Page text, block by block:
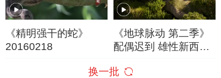
《精明强干的蛇》
20160218
《地球脉动 第二季》
配偶迟到 雄性新西兰
换一批